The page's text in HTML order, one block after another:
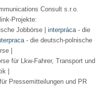
Consult s.r.o.
Projekte:
Jobbörse| interpráca- die
- die deutsch-polnische
|
für Lkw-Fahrer, Transport und
|
Pressemitteilungen und PR